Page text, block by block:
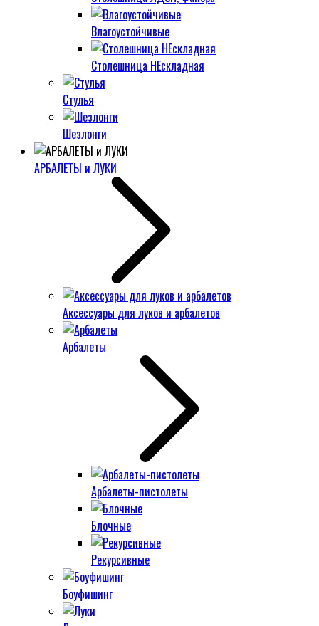
Влагоустойчивые
Столешница НЕскладная
Стулья
Шезлонги
АРБАЛЕТЫ и ЛУКИ
Аксессуары для луков и арбалетов
Арбалеты
Арбалеты-пистолеты
Блочные
Рекурсивные
Боуфишинг